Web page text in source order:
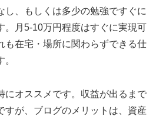
し、もしくは多少の勉強ですぐに
。月5-10万円程度はすぐに実現可
も在宅・場所に関わらずできる仕
にオススメです。収益が出るまで
すが、ブログのメリットは、資産